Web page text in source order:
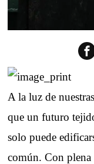
A la luz de
que un futuro
solo puede
común. Con plena